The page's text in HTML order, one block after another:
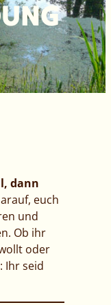
dann
euch
und
Ob ihr
oder
Ihr seid